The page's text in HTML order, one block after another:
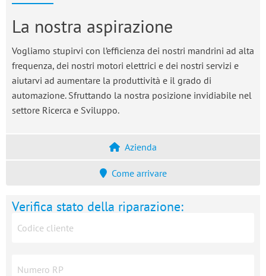
La nostra aspirazione
Vogliamo stupirvi con l’efficienza dei nostri mandrini ad alta
frequenza, dei nostri motori elettrici e dei nostri servizi e
aiutarvi ad aumentare la produttività e il grado di
automazione. Sfruttando la nostra posizione invidiabile nel
settore Ricerca e Sviluppo.
Azienda
Come arrivare
Verifica stato della riparazione: